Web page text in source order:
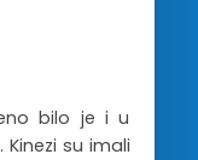
bilo je i u
su imali